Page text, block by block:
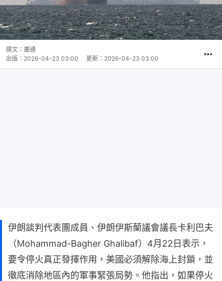
撰文： 蕭通
出版： 2026-04-23 03:00 更新： 2026-04-23 03:00
伊朗談判代表團成員、伊朗伊斯蘭議會議長卡利巴夫
（Mohammad-Bagher Ghalibaf）4月22日表示，
要令停火真正發揮作用，美國必須解除海上封鎖，並
徹底消除地區內的軍事緊張局勢。他指出，如果停火